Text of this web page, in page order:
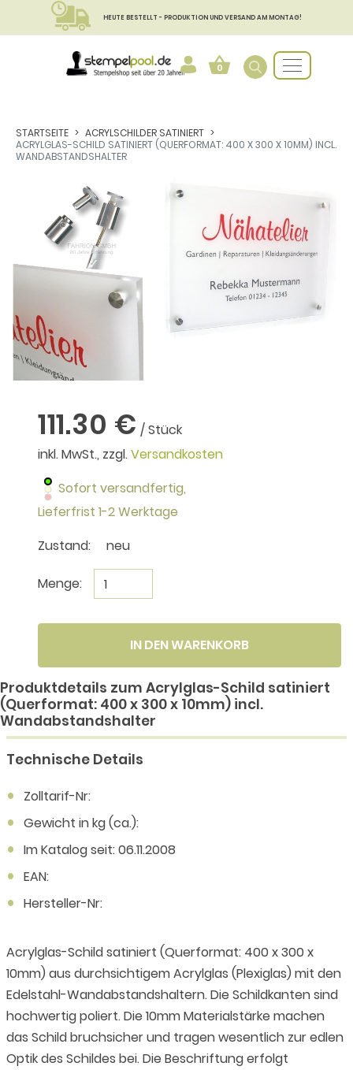
HEUTE BESTELLT - PRODUKTION UND VERSAND AM MONTAG!
0
STARTSEITE
ACRYLSCHILDER SATINIERT
ACRYLGLAS-SCHILD SATINIERT (QUERFORMAT: 400 X 300 X 10MM) INCL.
WANDABSTANDSHALTER
111.30 € / Stück
inkl. MwSt., zzgl.Versandkosten
Sofort versandfertig,
Lieferfrist 1-2 Werktage
Zustand:
neu
Menge:
IN DEN WARENKORB
Produktdetails zum Acrylglas-Schild satiniert
(Querformat: 400 x 300 x 10mm) incl.
Wandabstandshalter
Technische Details
Zolltarif-Nr:
Gewicht in kg (ca.):
Im Katalog seit: 06.11.2008
EAN:
Hersteller-Nr:
Acrylglas-Schild satiniert (Querformat: 400 x 300 x
10mm) aus durchsichtigem Acrylglas (Plexiglas) mit den
Edelstahl-Wandabstandshaltern. Die Schildkanten sind
hochwertig poliert. Die 10mm Materialstärke machen
das Schild bruchsicher und tragen wesentlich zur edlen
Optik des Schildes bei. Die Beschriftung erfolgt